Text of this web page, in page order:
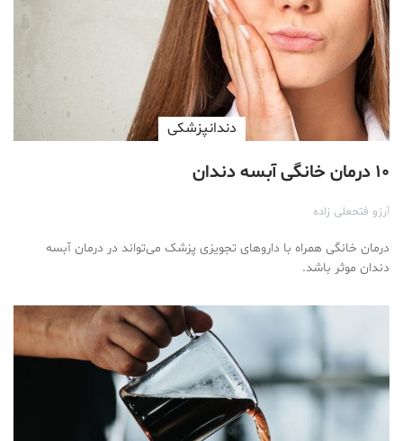
دندانپزشکی
۱۰ درمان خانگی آبسه دندان
آرزو فتحعلی زاده
درمان خانگی همراه با داروهای تجویزی پزشک می‌تواند در درمان آبسه
دندان موثر باشد.